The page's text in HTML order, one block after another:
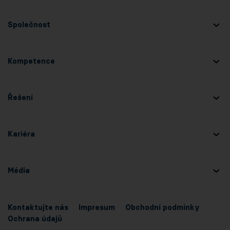
Společnost
Kompetence
Řešení
Kariéra
Média
Kontaktujte nás Impresum
Obchodní podmínky
Ochrana údajů